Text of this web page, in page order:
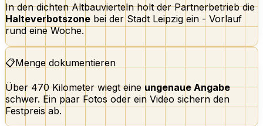
In den dichten Altbauvierteln holt der Partnerbetrieb die
Halteverbotszone bei der Stadt Leipzig ein - Vorlauf
rund eine Woche.
📋Menge dokumentieren
Über 470 Kilometer wiegt eineungenaue Angabe
schwer. Ein paar Fotos oder ein Video sichern den
Festpreis ab.